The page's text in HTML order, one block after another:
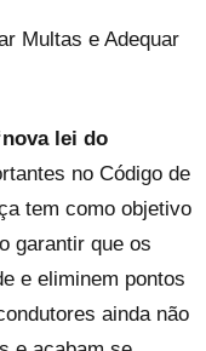
Multas e Adequar
lei do
no Código de
tem como objetivo
garantir que os
e eliminem pontos
ainda não